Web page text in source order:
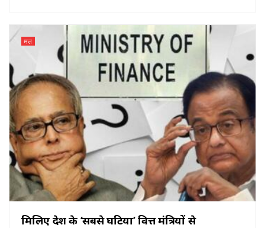
मत
मिलिए देश के ‘सबसे घटिया’ वित्त मंत्रियों से